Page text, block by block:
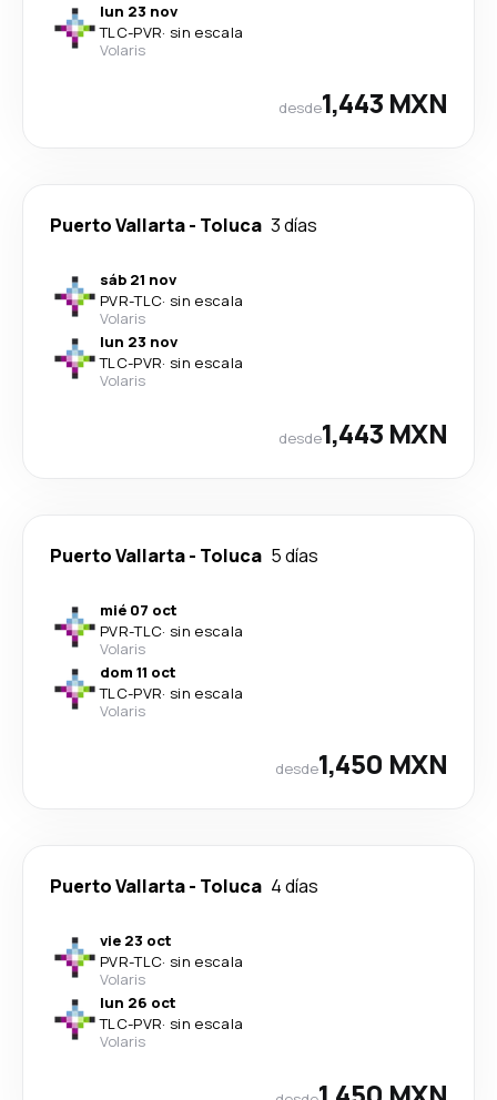
lun 23 nov
TLC-PVR· sin escala
Volaris
desde1,443 MXN
Puerto Vallarta- Toluca 3 días
sáb 21 nov
PVR-TLC· sin escala
Volaris
lun 23 nov
TLC-PVR· sin escala
Volaris
desde1,443 MXN
Puerto Vallarta- Toluca 5 días
mié 07 oct
PVR-TLC· sin escala
Volaris
dom 11 oct
TLC-PVR· sin escala
Volaris
desde1,450 MXN
Puerto Vallarta- Toluca 4 días
vie 23 oct
PVR-TLC· sin escala
Volaris
lun 26 oct
TLC-PVR· sin escala
Volaris